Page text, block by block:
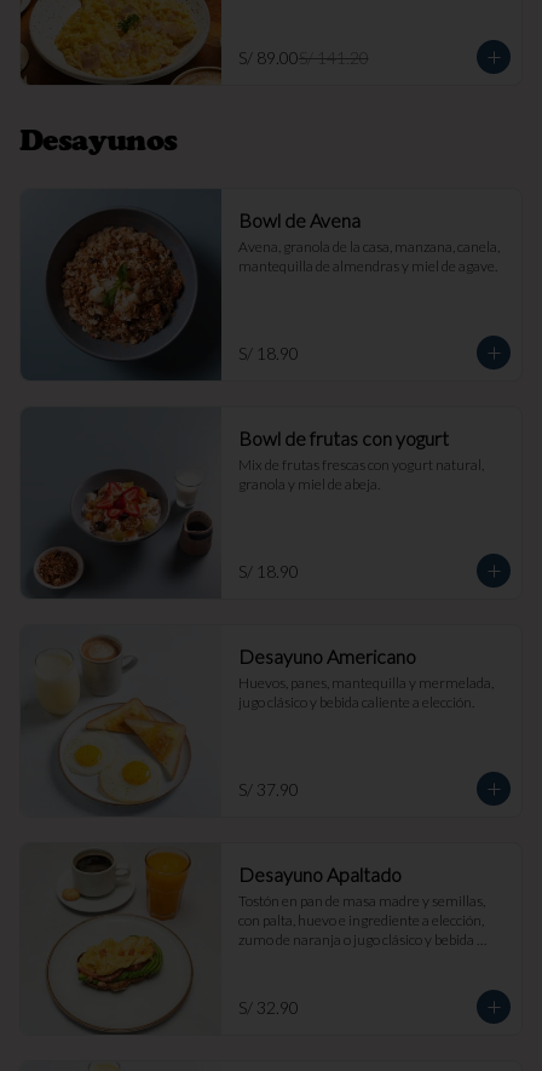
S/ 89.00S/ 141.20
Desayunos
Bowl de Avena
Avena, granola de la casa, manzana, canela,
mantequilla de almendras y miel de agave.
S/ 18.90
Bowl de frutas con yogurt
Mix de frutas frescas con yogurt natural,
granola y miel de abeja.
S/ 18.90
Desayuno Americano
Huevos, panes, mantequilla y mermelada,
jugo clásico y bebida caliente a elección.
S/ 37.90
Desayuno Apaltado
Tostón en pan de masa madre y semillas,
con palta, huevo e ingrediente a elección,
zumo de naranja o jugo clásico y bebida
S/ 32.90